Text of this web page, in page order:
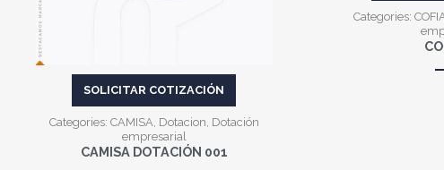
SOLICITAR COTIZACIÓN
Categories: CAMISA, Dotacion, Dotación
empresarial
CAMISA DOTACIÓN 001
Categories: